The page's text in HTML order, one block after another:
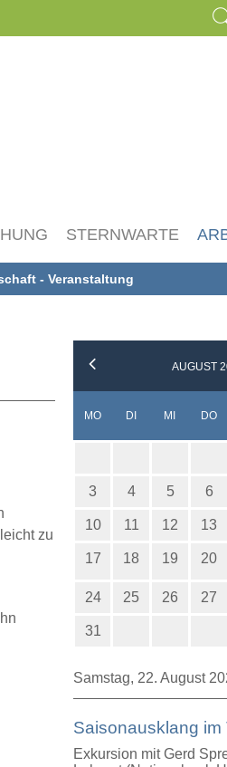
STERNWARTE
- Veranstaltung
zu
AUGUST
MONTAGDIENSTAG
MI TTWOCH
DO
3 4 5 6
10 11 12 13
17 18 19 20
24 25 26 27
31
Samstag, 22. August
Saisonausklang im
Exkursion mit Gerd